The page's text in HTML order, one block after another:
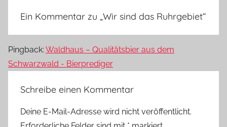
Ein Kommentar zu „Wir sind das Ruhrgebiet“
Pingback: Waldhaus – Qualitätsbier aus dem
Schwarzwald - Bierprediger
Schreibe einen Kommentar
Deine E-Mail-Adresse wird nicht veröffentlicht.